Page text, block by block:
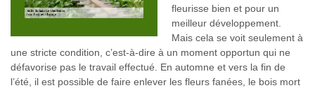
fleurisse bien et pour un
meilleur développement.
Mais cela se voit seulement à
une stricte condition, c’est-à-dire à un moment opportun qui ne
défavorise pas le travail effectué. En automne et vers la fin de
l’été, il est possible de faire enlever les fleurs fanées, le bois mort